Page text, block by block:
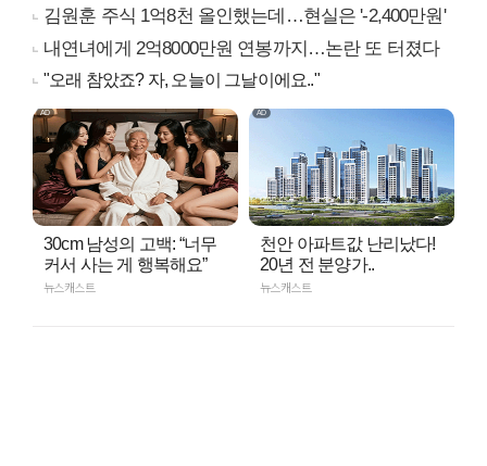
김원훈 주식 1억8천 올인했는데…현실은 '-2,400만원'
내연녀에게 2억8000만원 연봉까지…논란 또 터졌다
"오래 참았죠? 자, 오늘이 그날이에요.."
30cm 남성의 고백: “너무
커서 사는 게 행복해요”
뉴스캐스트
천안 아파트값 난리났다!
20년 전 분양가..
뉴스캐스트